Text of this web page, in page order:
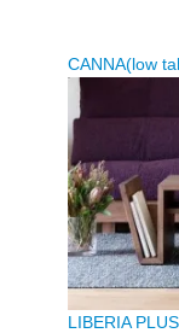
CANNA(low
LIBERIA